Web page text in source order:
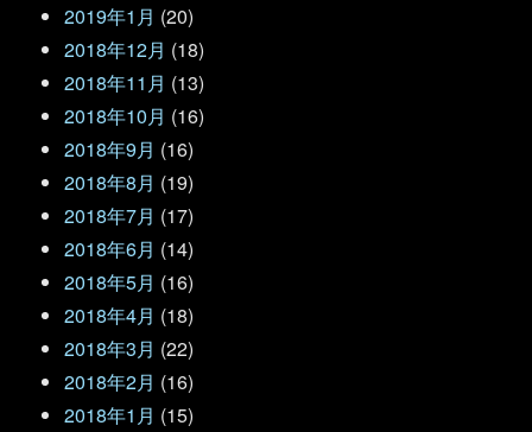
2019年1月 (20)
2018年12月 (18)
2018年11月 (13)
2018年10月 (16)
2018年9月 (16)
2018年8月 (19)
2018年7月 (17)
2018年6月 (14)
2018年5月 (16)
2018年4月 (18)
2018年3月 (22)
2018年2月 (16)
2018年1月 (15)